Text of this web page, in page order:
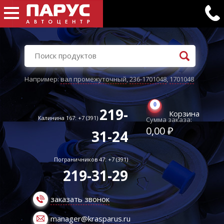
Например:вал промежуточный,236-1701048,1701048
Калинина 167: +7 (391) 219-
31-24
Пограничников 47: +7 (391)
219-31-29
заказать звонок
manager@krasparus.ru
0
Корзина
Сумма заказа:
0,00 ₽